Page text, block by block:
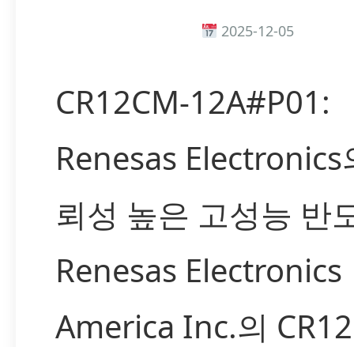
2025-12-05
CR12CM-12A#P01:
Renesas Electronics
뢰성 높은 고성능 반
Renesas Electronics
America Inc.의